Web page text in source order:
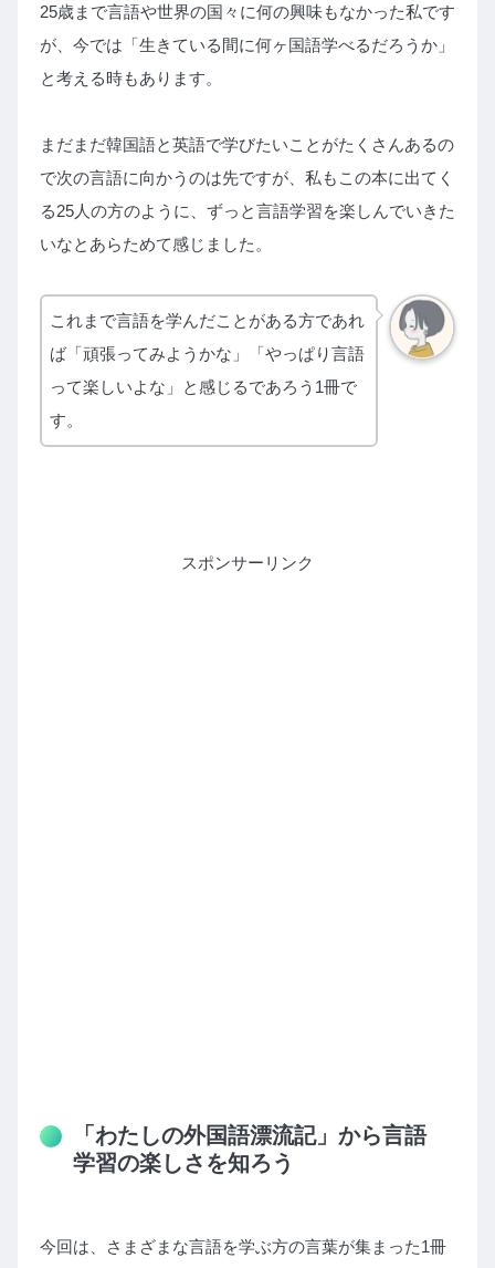
25歳まで言語や世界の国々に何の興味もなかった私です
が、今では「生きている間に何ヶ国語学べるだろうか」
と考える時もあります。
まだまだ韓国語と英語で学びたいことがたくさんあるの
で次の言語に向かうのは先ですが、私もこの本に出てく
る25人の方のように、ずっと言語学習を楽しんでいきた
いなとあらためて感じました。
これまで言語を学んだことがある方であれ
ば「頑張ってみようかな」「やっぱり言語
って楽しいよな」と感じるであろう1冊で
す。
スポンサーリンク
「わたしの外国語漂流記」から言語
学習の楽しさを知ろう
今回は、さまざまな言語を学ぶ方の言葉が集まった1冊